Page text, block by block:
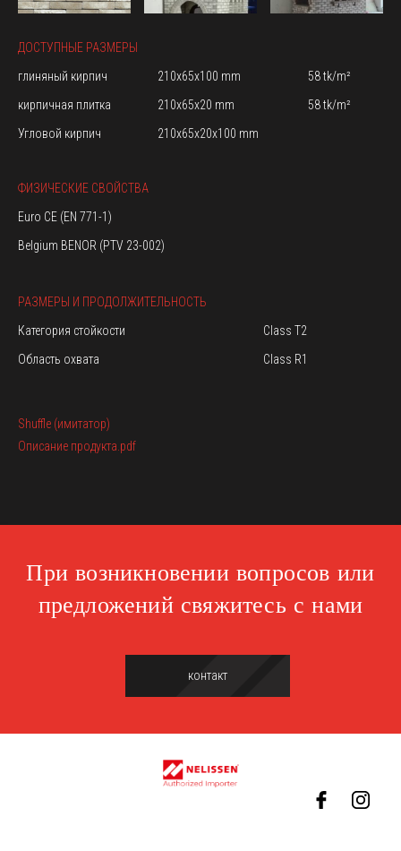
ДОСТУПНЫЕ РАЗМЕРЫ
глиняный кирпич
210x65x100 mm
58 tk/m²
кирпичная плитка
210x65x20 mm
58 tk/m²
Угловой кирпич
210x65x20x100 mm
ФИЗИЧЕСКИЕ СВОЙСТВА
Euro CE (EN 771-1)
Belgium BENOR (PTV 23-002)
РАЗМЕРЫ И ПРОДОЛЖИТЕЛЬНОСТЬ
Категория стойкости
Class T2
Область охвата
Class R1
Shuffle (имитатор)
Описание продукта.pdf
При возникновении вопросов или
предложений свяжитесь с нами
контакт